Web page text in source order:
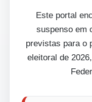
Este portal
suspenso em
previstas para o
eleitoral de